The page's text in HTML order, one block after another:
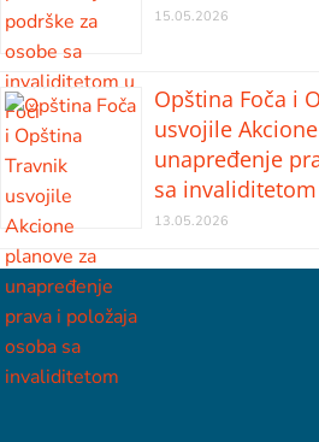
15.05.2026
Opština Foča i
usvojile
unapređenje
sa invaliditetom
13.05.2026